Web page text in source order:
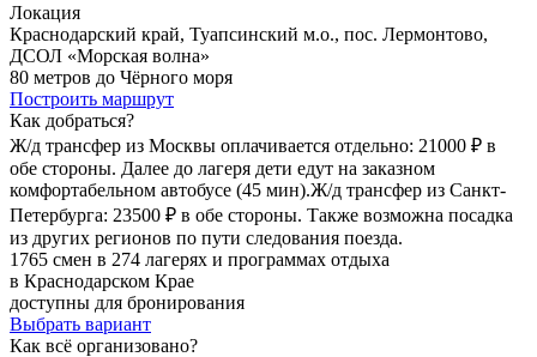
Локация
Краснодарский край, Туапсинский м.о., пос. Лермонтово,
ДСОЛ «Морская волна»
80 метров до Чёрного моря
Построить маршрут
Как добраться?
Ж/д трансфер из Москвы оплачивается отдельно: 21000 ₽ в
обе стороны. Далее до лагеря дети едут на заказном
комфортабельном автобусе (45 мин).Ж/д трансфер из Санкт-
Петербурга: 23500 ₽ в обе стороны. Также возможна посадка
из других регионов по пути следования поезда.
1765 смен в 274 лагерях и программах отдыха
в Краснодарском Крае
доступны для бронирования
Выбрать вариант
Как всё организовано?